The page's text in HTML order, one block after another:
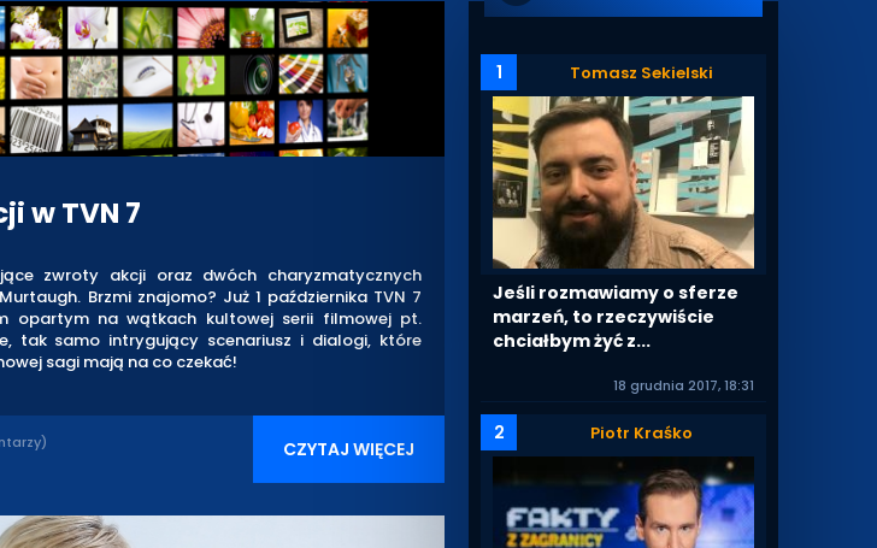
w TVN 7
zwroty akcji oraz dwóch charyzmatycznych
Brzmi znajomo? Już 1 października TVN 7
opartym na wątkach kultowej serii filmowej pt.
tak samo intrygujący scenariusz i dialogi, które
sagi mają na co czekać!
CZYTAJ WIĘCEJ
1 Tomasz Sekielski
Jeśli rozmawiamy o sferze
marzeń, to rzeczywiście
chciałbym żyć z...
18 grudnia 2017, 18:31
2 Piotr Kraśko